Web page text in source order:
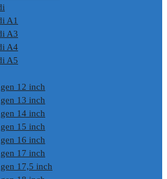
A1
A3
A4
A5
12 inch
13 inch
14 inch
15 inch
16 inch
17 inch
17,5 inch